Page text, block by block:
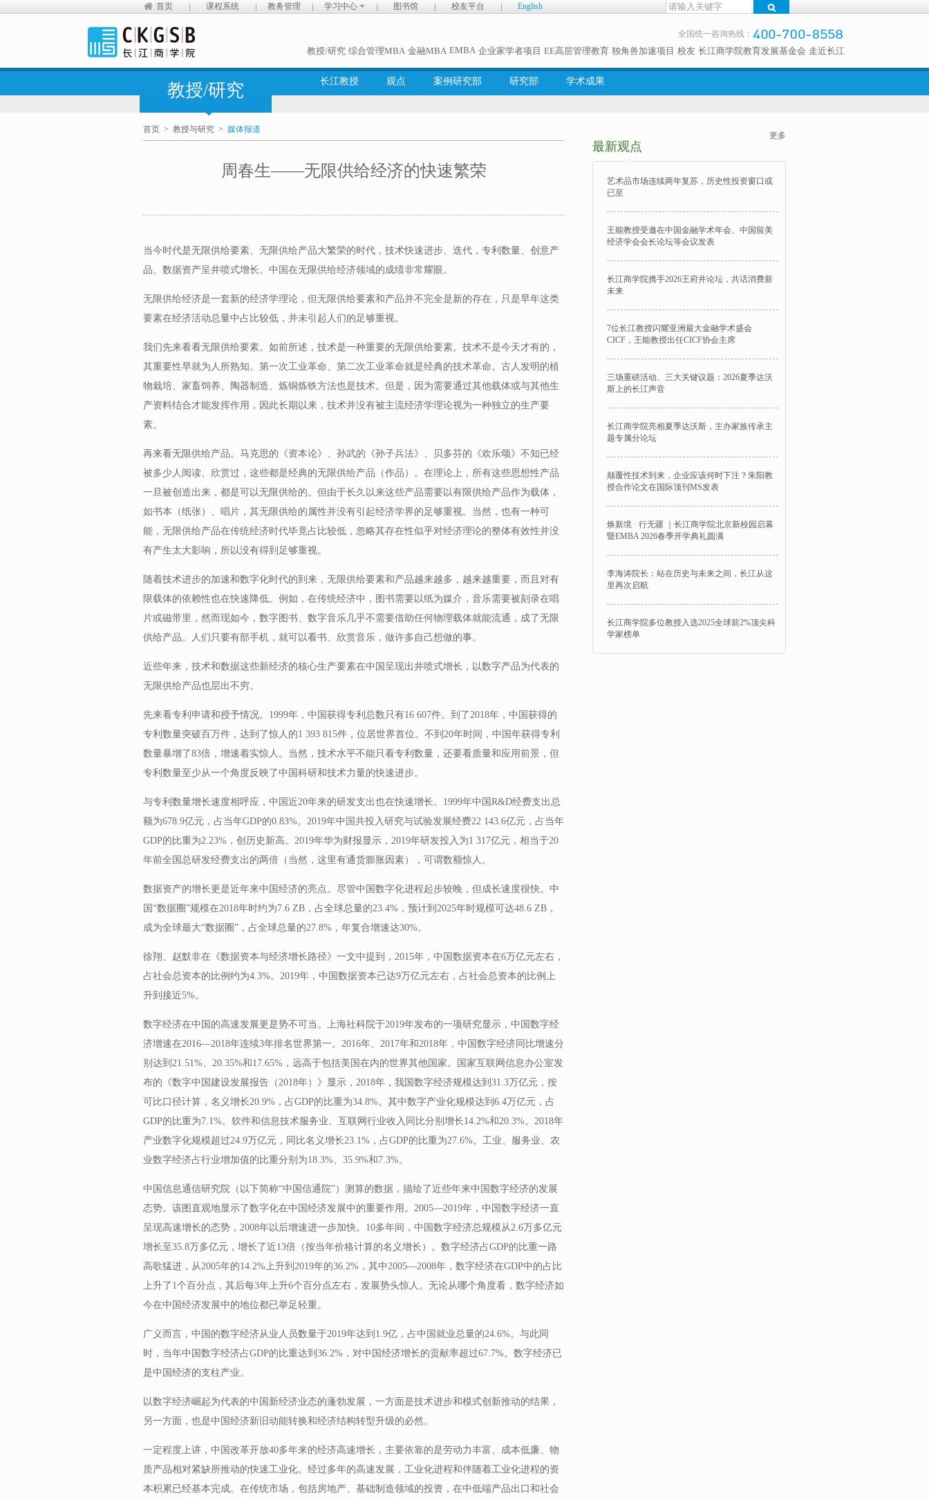
首页 课程系统 教务管理 学习中心 图书馆 校友平台 English
全国统一咨询热线：
教授/研究 综合管理MBA 金融MBA EMBA 企业家学者项目 EE高层管理教育 独角兽加速项目 校友 长江商学院教育发展基金会 走近长江
教授/研究 长江教授 观点 案例研究部 研究部 学术成果
首页 > 教授与研究 > 媒体报道
周春生——无限供给经济的快速繁荣
当今时代是无限供给要素、无限供给产品大繁荣的时代，技术快速进步、迭代，专利数量、创意产
品、数据资产呈井喷式增长。中国在无限供给经济领域的成绩非常耀眼。
无限供给经济是一套新的经济学理论，但无限供给要素和产品并不完全是新的存在，只是早年这类
要素在经济活动总量中占比较低，并未引起人们的足够重视。
我们先来看看无限供给要素。如前所述，技术是一种重要的无限供给要素。技术不是今天才有的，
其重要性早就为人所熟知。第一次工业革命、第二次工业革命就是经典的技术革命。古人发明的植
物栽培、家畜饲养、陶器制造、炼铜炼铁方法也是技术。但是，因为需要通过其他载体或与其他生
产资料结合才能发挥作用，因此长期以来，技术并没有被主流经济学理论视为一种独立的生产要
素。
再来看无限供给产品。马克思的《资本论》、孙武的《孙子兵法》、贝多芬的《欢乐颂》不知已经
被多少人阅读、欣赏过，这些都是经典的无限供给产品（作品）。在理论上，所有这些思想性产品
一旦被创造出来，都是可以无限供给的。但由于长久以来这些产品需要以有限供给产品作为载体，
如书本（纸张）、唱片，其无限供给的属性并没有引起经济学界的足够重视。当然，也有一种可
能，无限供给产品在传统经济时代毕竟占比较低，忽略其存在性似乎对经济理论的整体有效性并没
有产生太大影响，所以没有得到足够重视。
随着技术进步的加速和数字化时代的到来，无限供给要素和产品越来越多，越来越重要，而且对有
限载体的依赖性也在快速降低。例如，在传统经济中，图书需要以纸为媒介，音乐需要被刻录在唱
片或磁带里，然而现如今，数字图书、数字音乐几乎不需要借助任何物理载体就能流通，成了无限
供给产品。人们只要有部手机，就可以看书、欣赏音乐，做许多自己想做的事。
近些年来，技术和数据这些新经济的核心生产要素在中国呈现出井喷式增长，以数字产品为代表的
无限供给产品也层出不穷。
先来看专利申请和授予情况。1999年，中国获得专利总数只有16 607件。到了2018年，中国获得的
专利数量突破百万件，达到了惊人的1 393 815件，位居世界首位。不到20年时间，中国年获得专利
数量暴增了83倍，增速着实惊人。当然，技术水平不能只看专利数量，还要看质量和应用前景，但
专利数量至少从一个角度反映了中国科研和技术力量的快速进步。
与专利数量增长速度相呼应，中国近20年来的研发支出也在快速增长。1999年中国R&D经费支出总
额为678.9亿元，占当年GDP的0.83%。2019年中国共投入研究与试验发展经费22 143.6亿元，占当年
GDP的比重为2.23%，创历史新高。2019年华为财报显示，2019年研发投入为1 317亿元，相当于20
年前全国总研发经费支出的两倍（当然，这里有通货膨胀因素），可谓数额惊人。
数据资产的增长更是近年来中国经济的亮点。尽管中国数字化进程起步较晚，但成长速度很快。中
国“数据圈”规模在2018年时约为7.6 ZB，占全球总量的23.4%，预计到2025年时规模可达48.6 ZB，
成为全球最大“数据圈”，占全球总量的27.8%，年复合增速达30%。
徐翔、赵默非在《数据资本与经济增长路径》一文中提到，2015年，中国数据资本在6万亿元左右，
占社会总资本的比例约为4.3%。2019年，中国数据资本已达9万亿元左右，占社会总资本的比例上
升到接近5%。
数字经济在中国的高速发展更是势不可当。上海社科院于2019年发布的一项研究显示，中国数字经
济增速在2016—2018年连续3年排名世界第一。2016年、2017年和2018年，中国数字经济同比增速分
别达到21.51%、20.35%和17.65%，远高于包括美国在内的世界其他国家。国家互联网信息办公室发
布的《数字中国建设发展报告（2018年）》显示，2018年，我国数字经济规模达到31.3万亿元，按
可比口径计算，名义增长20.9%，占GDP的比重为34.8%。其中数字产业化规模达到6.4万亿元，占
GDP的比重为7.1%。软件和信息技术服务业、互联网行业收入同比分别增长14.2%和20.3%。2018年
产业数字化规模超过24.9万亿元，同比名义增长23.1%，占GDP的比重为27.6%。工业、服务业、农
业数字经济占行业增加值的比重分别为18.3%、35.9%和7.3%。
中国信息通信研究院（以下简称“中国信通院”）测算的数据，描绘了近些年来中国数字经济的发展
态势。该图直观地显示了数字化在中国经济发展中的重要作用。2005—2019年，中国数字经济一直
呈现高速增长的态势，2008年以后增速进一步加快。10多年间，中国数字经济总规模从2.6万多亿元
增长至35.8万多亿元，增长了近13倍（按当年价格计算的名义增长）。数字经济占GDP的比重一路
高歌猛进，从2005年的14.2%上升到2019年的36.2%，其中2005—2008年，数字经济在GDP中的占比
上升了1个百分点，其后每3年上升6个百分点左右，发展势头惊人。无论从哪个角度看，数字经济如
今在中国经济发展中的地位都已举足轻重。
广义而言，中国的数字经济从业人员数量于2019年达到1.9亿，占中国就业总量的24.6%。与此同
时，当年中国数字经济占GDP的比重达到36.2%，对中国经济增长的贡献率超过67.7%。数字经济已
是中国经济的支柱产业。
以数字经济崛起为代表的中国新经济业态的蓬勃发展，一方面是技术进步和模式创新推动的结果，
另一方面，也是中国经济新旧动能转换和经济结构转型升级的必然。
一定程度上讲，中国改革开放40多年来的经济高速增长，主要依靠的是劳动力丰富、成本低廉、物
质产品相对紧缺所推动的快速工业化。经过多年的高速发展，工业化进程和伴随着工业化进程的资
本积累已经基本完成。在传统市场，包括房地产、基础制造领域的投资，在中低端产品出口和社会
最新观点
更多
艺术品市场连续两年复苏，历史性投资窗口或
已至
王能教授受邀在中国金融学术年会、中国留美
经济学会会长论坛等会议发表
长江商学院携手2026王府井论坛，共话消费新
未来
7位长江教授闪耀亚洲最大金融学术盛会
CICF，王能教授出任CICF协会主席
三场重磅活动、三大关键议题：2026夏季达沃
斯上的长江声音
长江商学院亮相夏季达沃斯，主办家族传承主
题专属分论坛
颠覆性技术到来，企业应该何时下注？朱阳教
授合作论文在国际顶刊MS发表
焕新境 · 行无疆 ｜长江商学院北京新校园启幕
暨EMBA 2026春季开学典礼圆满
李海涛院长：站在历史与未来之间，长江从这
里再次启航
长江商学院多位教授入选2025全球前2%顶尖科
学家榜单